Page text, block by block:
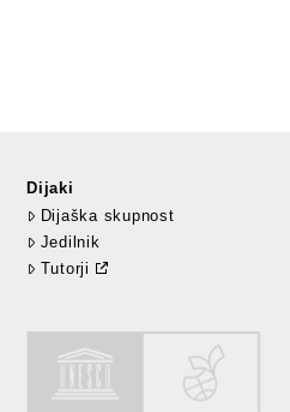
Dijaki
Dijaška skupnost
Jedilnik
Tutorji